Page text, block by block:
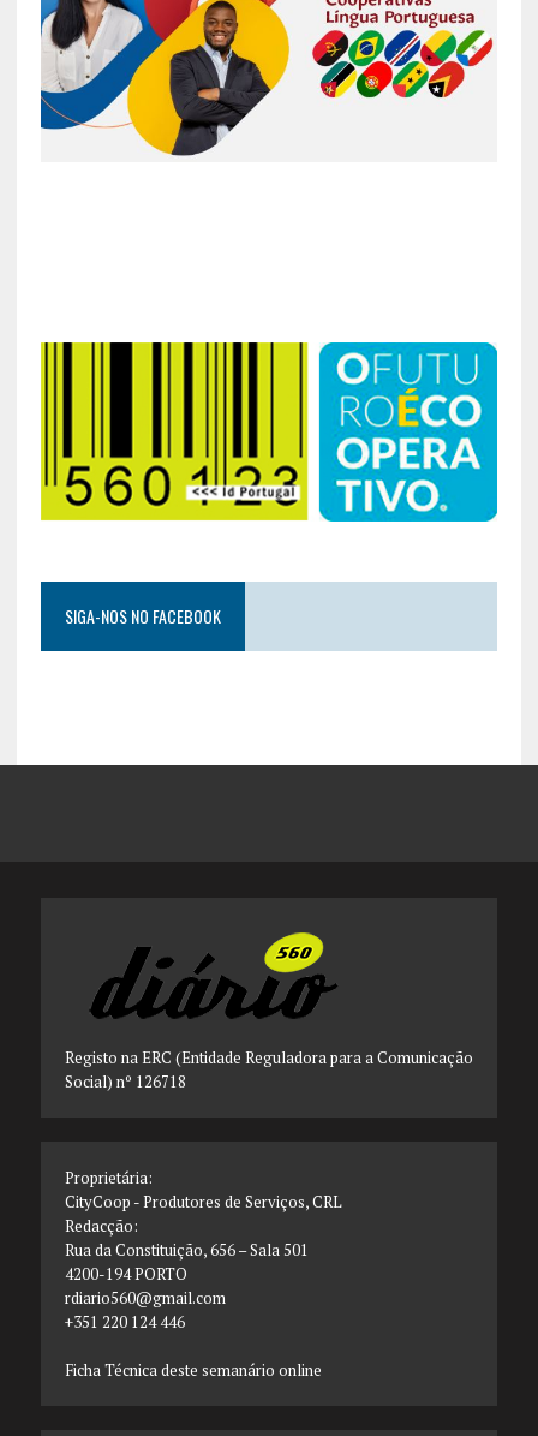
SIGA-NOS NO FACEBOOK
Registo na ERC (Entidade Reguladora para a Comunicação
Social) nº 126718
Proprietária:
CityCoop - Produtores de Serviços, CRL
Redacção:
Rua da Constituição, 656 – Sala 501
4200-194 PORTO
rdiario560@gmail.com
+351 220 124 446
Ficha Técnica deste semanário online